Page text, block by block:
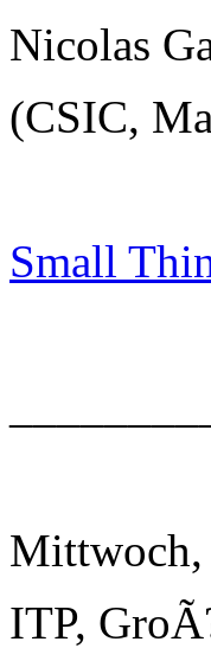
Nicolas
(CSIC,
Small
Mittwoch,
ITP,